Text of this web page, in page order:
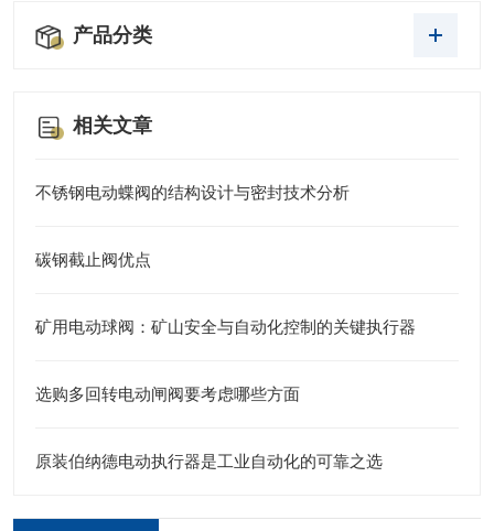
产品分类
相关文章
不锈钢电动蝶阀的结构设计与密封技术分析
碳钢截止阀优点
矿用电动球阀：矿山安全与自动化控制的关键执行器
选购多回转电动闸阀要考虑哪些方面
原装伯纳德电动执行器是工业自动化的可靠之选